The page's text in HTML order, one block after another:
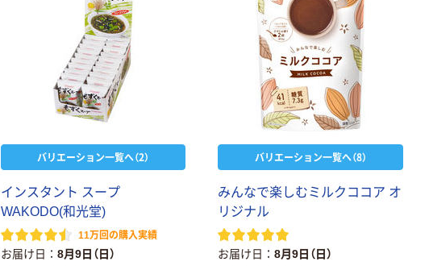
バリエーション一覧へ（2）
インスタント スープ
WAKODO(和光堂)
11万回の購入実績
お届け日 8月9日（日）
バリエーション一覧へ（8）
みんなで楽しむミルクココア オ
リジナル
お届け日 8月9日（日）